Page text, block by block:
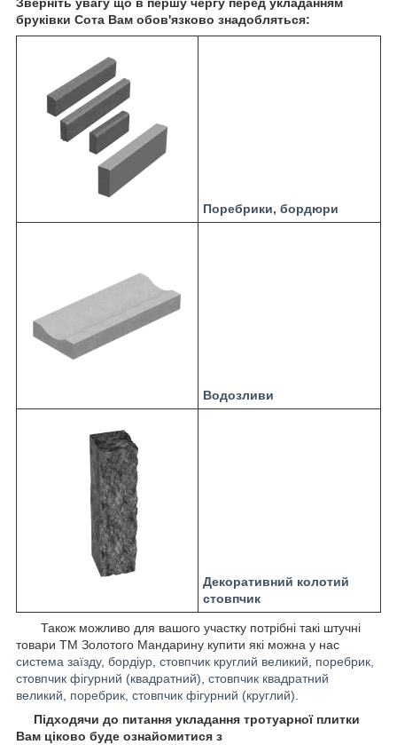
Зверніть увагу що в першу чергу перед укладанням
бруківки Сота Вам обов'язково знадобляться:
Поребрики, бордюри
Водозливи
Декоративний колотий
стовпчик
Також можливо для вашого участку потрібні такі штучні
товари ТМ Золотого Мандарину купити які можна у нас
система заїзду, бордіур, стовпчик круглий великий, поребрик,
стовпчик фігурний (квадратний), стовпчик квадратний
великий, поребрик, стовпчик фігурний (круглий).
Підходячи до питання укладання тротуарної плитки
Вам ціково буде ознайомитися з